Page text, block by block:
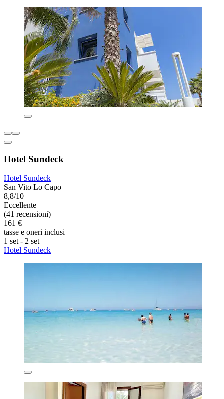
Hotel Sundeck
Hotel Sundeck
San Vito Lo Capo
8,8/10
Eccellente
(41 recensioni)
161 €
tasse e oneri inclusi
1 set - 2 set
Hotel Sundeck